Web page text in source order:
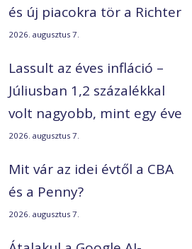
és új piacokra tör a Richter
2026. augusztus 7.
Lassult az éves infláció –
Júliusban 1,2 százalékkal
volt nagyobb, mint egy éve
2026. augusztus 7.
Mit vár az idei évtől a CBA
és a Penny?
2026. augusztus 7.